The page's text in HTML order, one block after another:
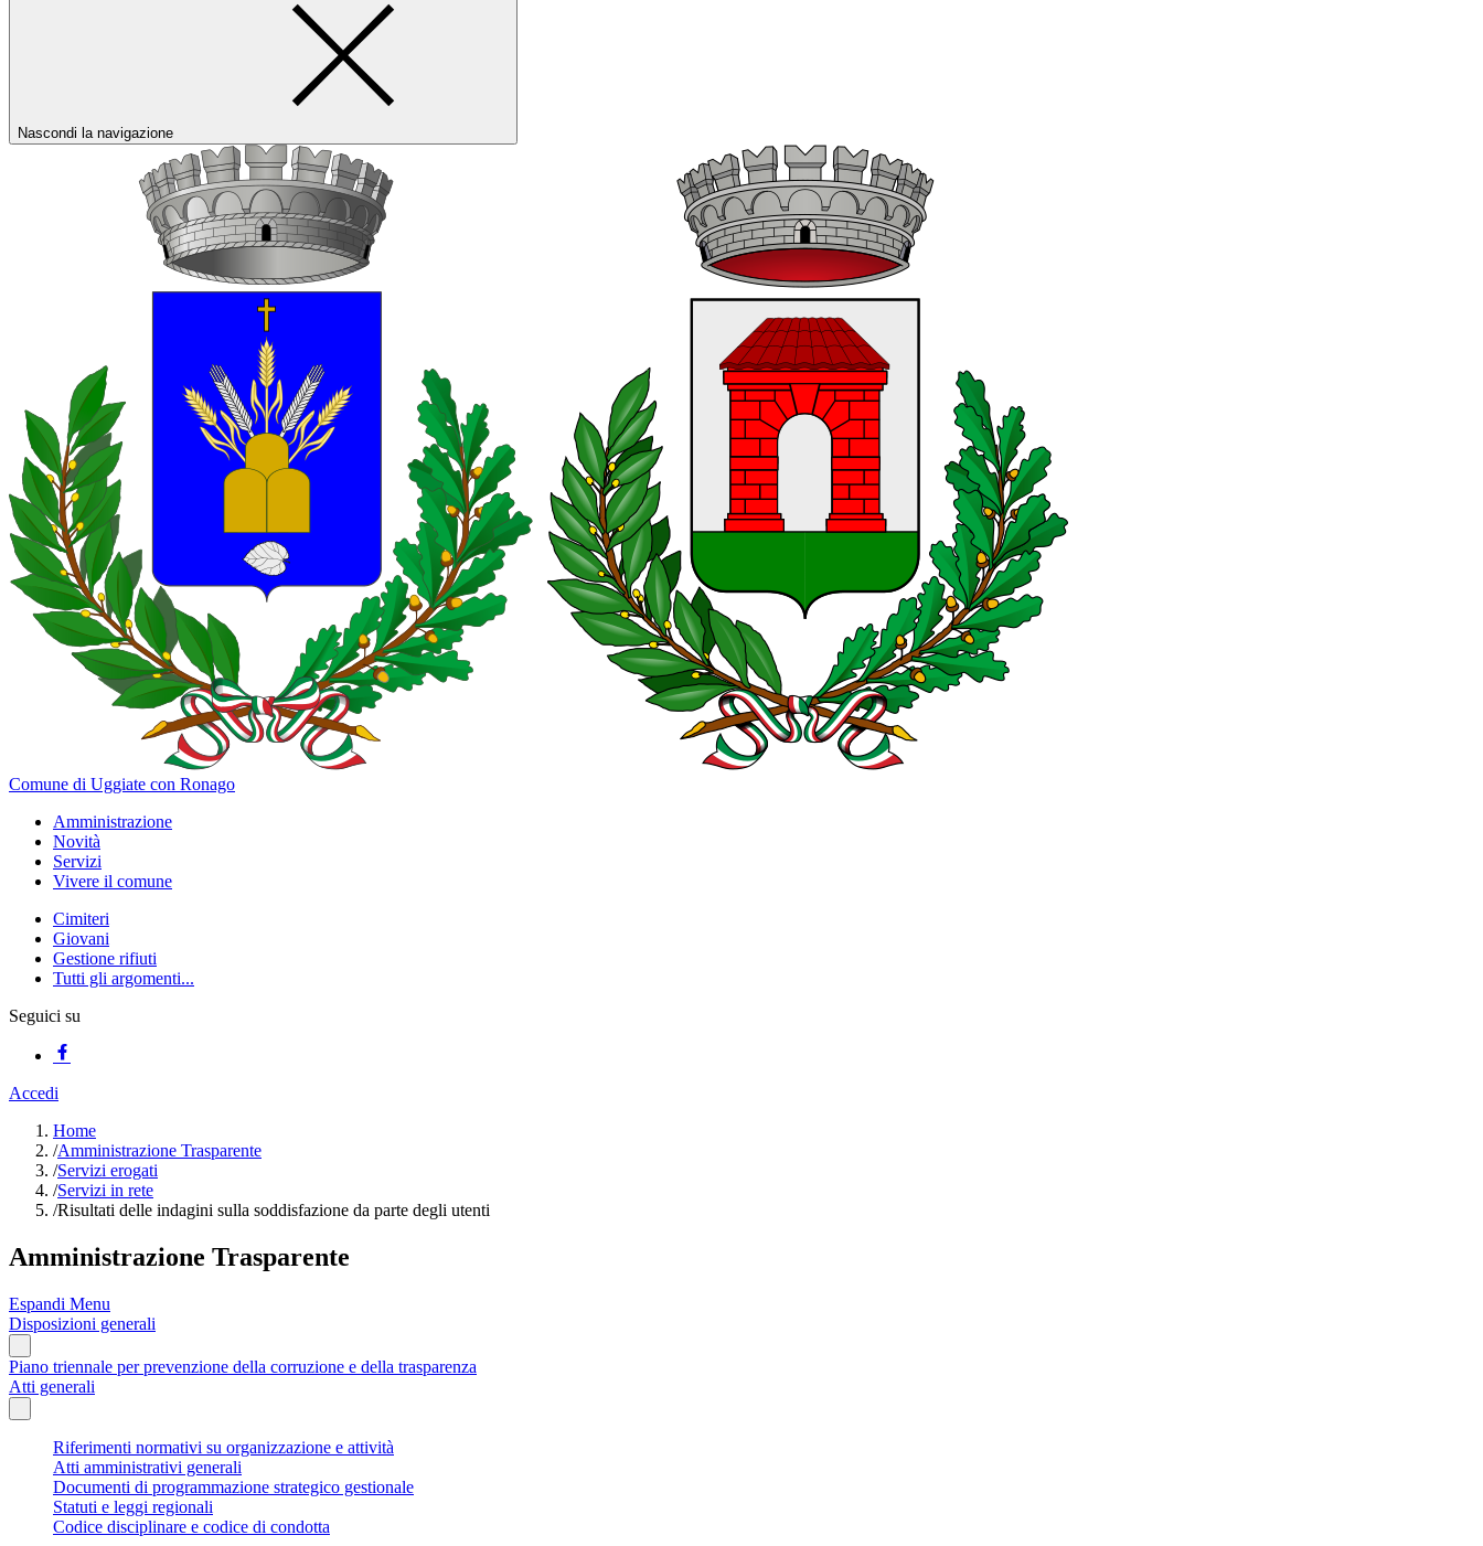
Nascondi la navigazione
Comune di Uggiate con Ronago
Amministrazione
Novità
Servizi
Vivere il comune
Cimiteri
Giovani
Gestione rifiuti
Tutti gli argomenti...
Seguici su
Accedi
Home
/Amministrazione Trasparente
/Servizi erogati
/Servizi in rete
/Risultati delle indagini sulla soddisfazione da parte degli utenti
Amministrazione Trasparente
Espandi Menu
Disposizioni generali
Piano triennale per prevenzione della corruzione e della trasparenza
Atti generali
Riferimenti normativi su organizzazione e attività
Atti amministrativi generali
Documenti di programmazione strategico gestionale
Statuti e leggi regionali
Codice disciplinare e codice di condotta